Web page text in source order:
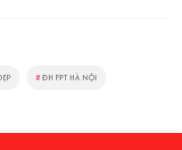
#ĐH FPT HÀ NỘI